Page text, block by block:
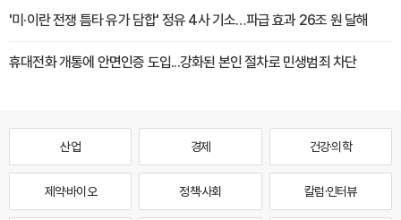
'미·이란 전쟁 틈타 유가 담합' 정유 4사 기소…파급 효과 26조 원 달해
휴대전화 개통에 안면인증 도입...강화된 본인 절차로 민생범죄 차단
산업 경제 건강·의학
제약·바이오 정책·사회 칼럼·인터뷰